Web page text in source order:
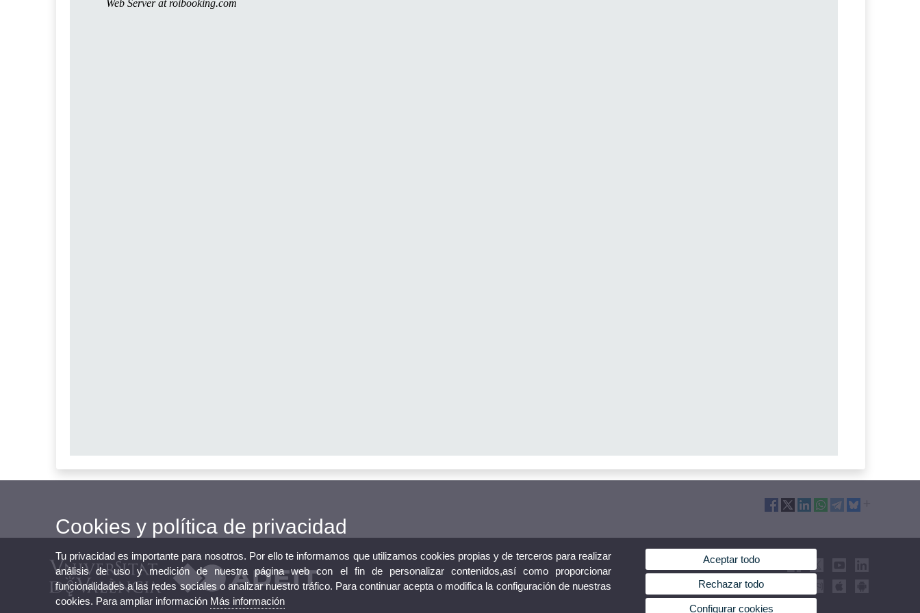
Cookies y política de privacidad
Tu privacidad es importante para nosotros. Por ello te informamos que utilizamos cookies propias y de terceros para realizar
análisis de uso y medición de nuestra página web con el fin de personalizar contenidos,así como proporcionar
funcionalidades a las redes sociales o analizar nuestro tráfico. Para continuar acepta o modifica la configuración de nuestras
cookies. Para ampliar información Más información
Aceptar todo
Rechazar todo
Configurar cookies